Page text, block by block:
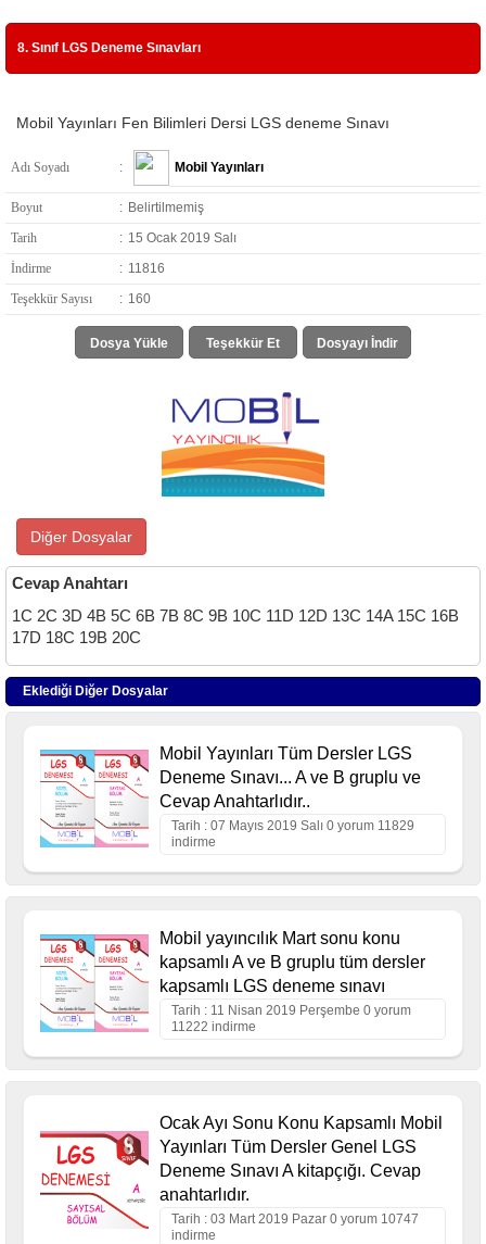
8. Sınıf LGS Deneme Sınavları
Mobil Yayınları Fen Bilimleri Dersi LGS deneme Sınavı
Adı Soyadı : Mobil Yayınları
Boyut : Belirtilmemiş
Tarih
: 15 Ocak 2019 Salı
İndirme
: 11816
Teşekkür Sayısı
: 160
Dosya Yükle Teşekkür Et Dosyayı İndir
Diğer Dosyalar
Cevap Anahtarı
1C 2C 3D 4B 5C 6B 7B 8C 9B 10C 11D 12D 13C 14A 15C 16B
17D 18C 19B 20C
Eklediği Diğer Dosyalar
Mobil Yayınları Tüm Dersler LGS
Deneme Sınavı... A ve B gruplu ve
Cevap Anahtarlıdır..
Tarih : 07 Mayıs 2019 Salı 0 yorum 11829
indirme
Mobil yayıncılık Mart sonu konu
kapsamlı A ve B gruplu tüm dersler
kapsamlı LGS deneme sınavı
Tarih : 11 Nisan 2019 Perşembe 0 yorum
11222 indirme
Ocak Ayı Sonu Konu Kapsamlı Mobil
Yayınları Tüm Dersler Genel LGS
Deneme Sınavı A kitapçığı. Cevap
anahtarlıdır.
Tarih : 03 Mart 2019 Pazar 0 yorum 10747
indirme